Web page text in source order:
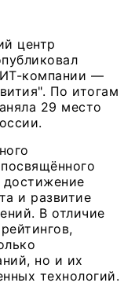
центр
компании —
По итогам
29 место
достижение
и развитие
В отличие
но и их
технологий.